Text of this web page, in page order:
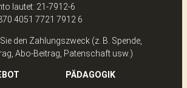
lautet: 21-7912-6
4051 7721 7912 6
den Zahlungszweck (z. B. Spende,
Abo-Beitrag, Patenschaft usw.)
PÄDAGOGIK